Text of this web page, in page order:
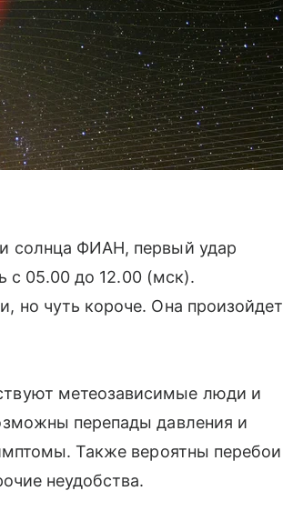
солнца ФИАН, первый удар
с 05.00 до 12.00 (мск).
но чуть короче. Она произойдет
метеозависимые люди и
перепады давления и
Также вероятны перебои
неудобства.